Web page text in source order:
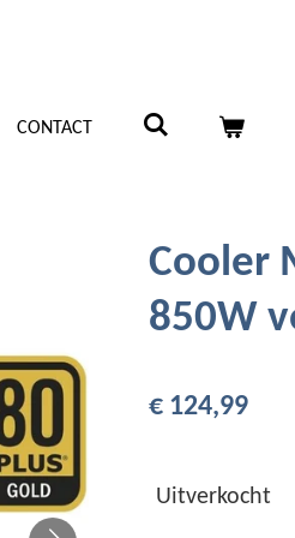
CONTACT
Cooler
850W
€ 124,99
Uitverkocht